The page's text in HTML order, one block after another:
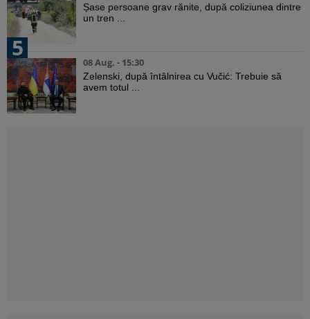
Șase persoane grav rănite, după coliziunea dintre
un tren ...
5
08 Aug. - 15:30
Zelenski, după întâlnirea cu Vučić: Trebuie să
avem totul ...